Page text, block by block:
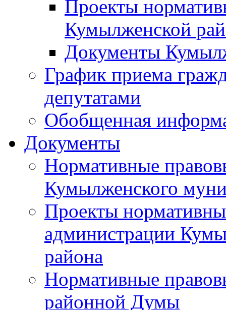
Проекты
Кумылженской
Документы
График приема
депутатами
Обобщенная
Документы
Нормативные
Кумылженского
Проекты
администрации
района
Нормативные
районной Думы